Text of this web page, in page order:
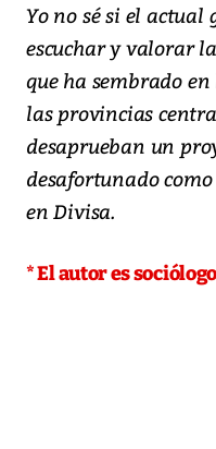
Yo no sé si el
escuchar y valorar
que ha sembrado
las provincias
desaprueban un
desafortunado
en Divisa.
* El autor es sociólogo